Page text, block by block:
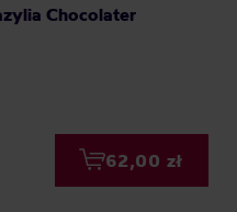
Chocolater
62,00 zł